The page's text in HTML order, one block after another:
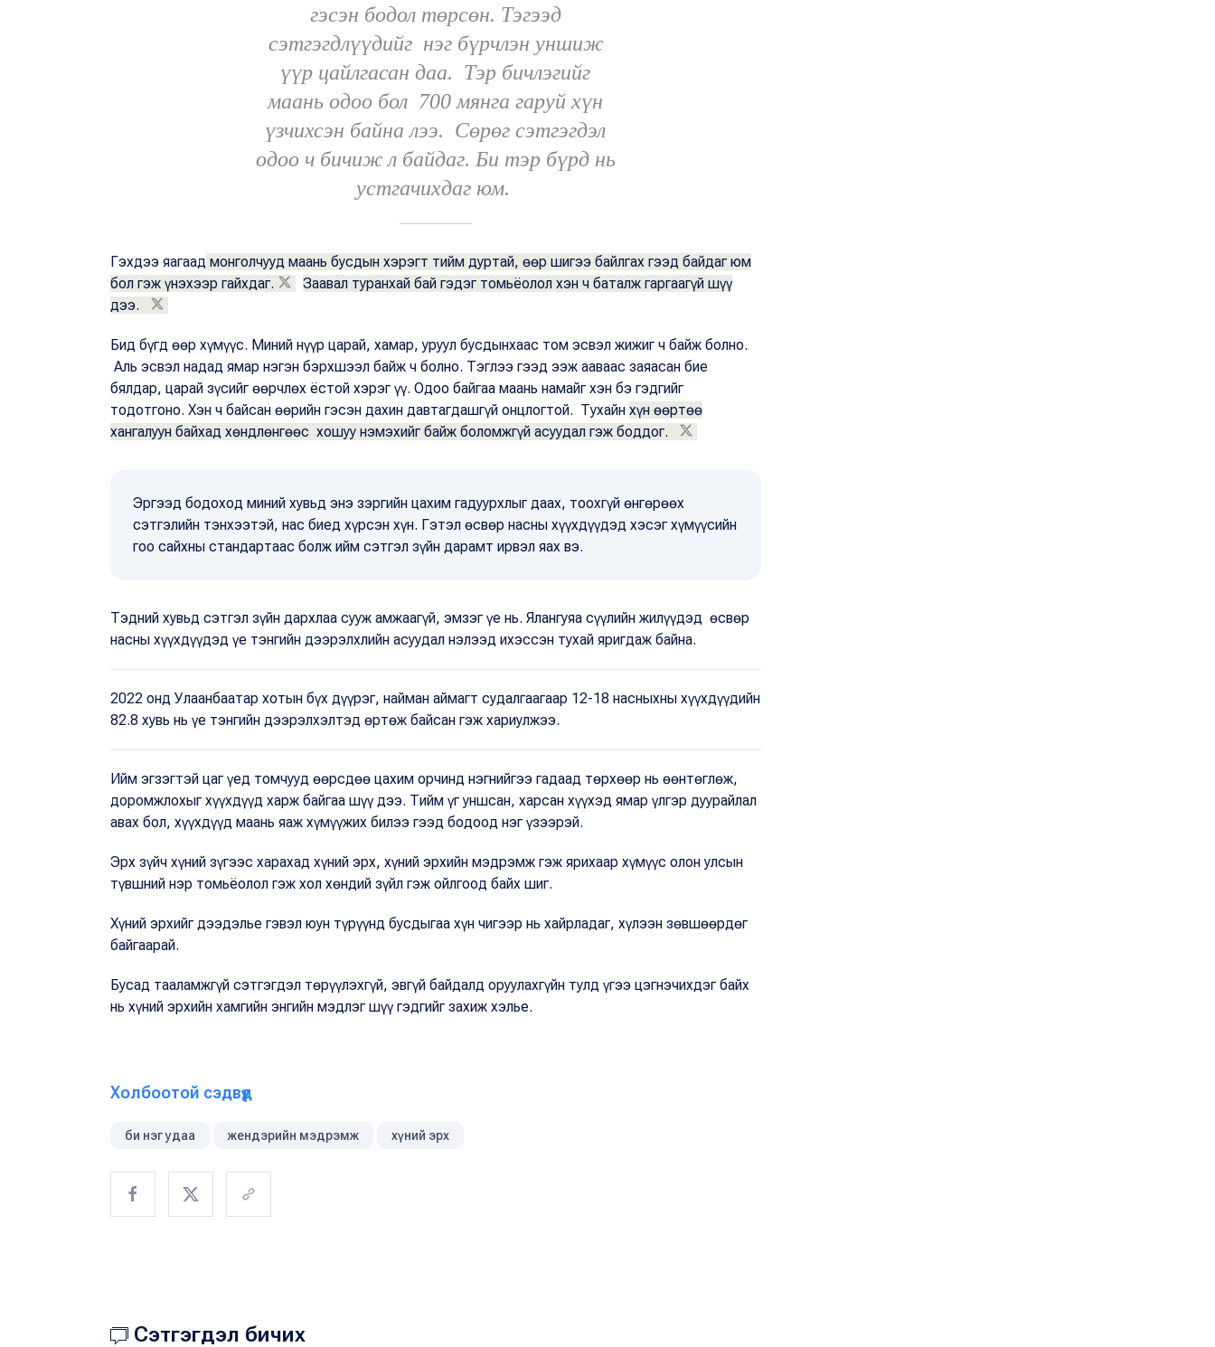
гэсэн бодол төрсөн. Тэгээд
сэтгэгдлүүдийг нэг бүрчлэн уншиж
үүр цайлгасан даа. Тэр бичлэгийг
маань одоо бол 700 мянга гаруй хүн
үзчихсэн байна лээ. Сөрөг сэтгэгдэл
одоо ч бичиж л байдаг. Би тэр бүрд нь
устгачихдаг юм.
Гэхдээ яагаад монголчууд маань бусдын хэрэгт тийм дуртай, өөр шигээ байлгах гээд байдаг юм
бол гэж үнэхээр гайхдаг.
Заавал туранхай бай гэдэг томьёолол хэн ч баталж гаргаагүй шүү
дээ.
Бид бүгд өөр хүмүүс. Миний нүүр царай, хамар, уруул бусдынхаас том эсвэл жижиг ч байж болно.
Аль эсвэл надад ямар нэгэн бэрхшээл байж ч болно. Тэглээ гээд ээж ааваас заяасан бие
бялдар, царай зүсийг өөрчлөх ёстой хэрэг үү. Одоо байгаа маань намайг хэн бэ гэдгийг
тодотгоно. Хэн ч байсан өөрийн гэсэн дахин давтагдашгүй онцлогтой. Тухайн хүн өөртөө
хангалуун байхад хөндлөнгөөс хошуу нэмэхийг байж боломжгүй асуудал гэж боддог.
Эргээд бодоход миний хувьд энэ зэргийн цахим гадуурхлыг даах, тоохгүй өнгөрөөх
сэтгэлийн тэнхээтэй, нас биед хүрсэн хүн. Гэтэл өсвөр насны хүүхдүүдэд хэсэг хүмүүсийн
гоо сайхны стандартаас болж ийм сэтгэл зүйн дарамт ирвэл яах вэ.
Тэдний хувьд сэтгэл зүйн дархлаа сууж амжаагүй, эмзэг үе нь. Ялангуяа сүүлийн жилүүдэд өсвөр
насны хүүхдүүдэд үе тэнгийн дээрэлхлийн асуудал нэлээд ихэссэн тухай яригдаж байна.
2022 онд Улаанбаатар хотын бүх дүүрэг, найман аймагт судалгаагаар 12-18 насныхны хүүхдүүдийн
82.8 хувь нь үе тэнгийн дээрэлхэлтэд өртөж байсан гэж хариулжээ.
Ийм эгзэгтэй цаг үед томчууд өөрсдөө цахим орчинд нэгнийгээ гадаад төрхөөр нь өөнтөглөж,
доромжлохыг хүүхдүүд харж байгаа шүү дээ. Тийм үг уншсан, харсан хүүхэд ямар үлгэр дуурайлал
авах бол, хүүхдүүд маань яаж хүмүүжих билээ гээд бодоод нэг үзээрэй.
Эрх зүйч хүний зүгээс харахад хүний эрх, хүний эрхийн мэдрэмж гэж ярихаар хүмүүс олон улсын
түвшний нэр томьёолол гэж хол хөндий зүйл гэж ойлгоод байх шиг.
Хүний эрхийг дээдэлье гэвэл юун түрүүнд бусдыгаа хүн чигээр нь хайрладаг, хүлээн зөвшөөрдөг
байгаарай.
Бусад тааламжгүй сэтгэгдэл төрүүлэхгүй, эвгүй байдалд оруулахгүйн тулд үгээ цэгнэчихдэг байх
нь хүний эрхийн хамгийн энгийн мэдлэг шүү гэдгийг захиж хэлье.
Холбоотой сэдвүүд
би нэг удаа жендэрийн мэдрэмж хүний эрх
Сэтгэгдэл бичих